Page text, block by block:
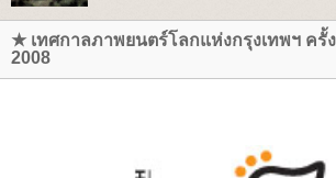
★ เทศกาลภาพยนตร์โลกแห่งกรุงเทพฯ ครั้
2008